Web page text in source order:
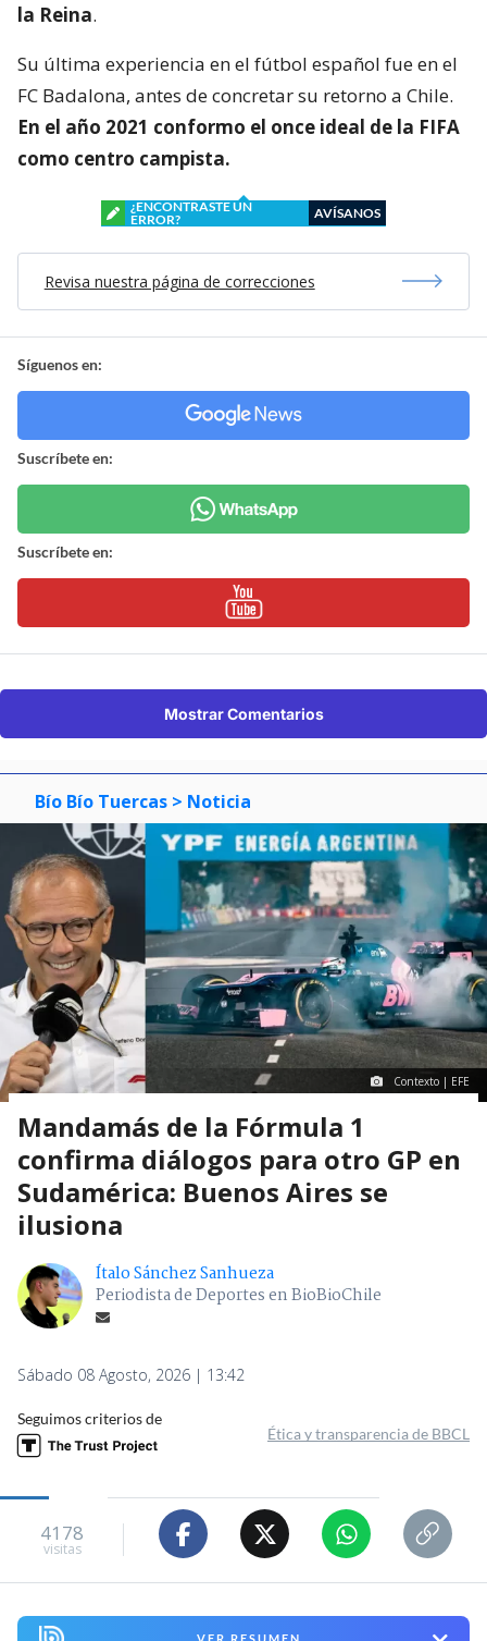
la Reina.
Su última experiencia en el fútbol español fue en el
FC Badalona, antes de concretar su retorno a Chile.
En el año 2021 conformo el once ideal de la FIFA
como centro campista.
¿ENCONTRASTE UN
ERROR?
AVÍSANOS
Revisa nuestra página de correcciones
Síguenos en:
Suscríbete en:
Suscríbete en:
Mostrar Comentarios
Bío Bío Tuercas > Noticia
Contexto | EFE
Mandamás de la Fórmula 1
confirma diálogos para otro GP en
Sudamérica: Buenos Aires se
ilusiona
Ítalo Sánchez Sanhueza
Periodista de Deportes en BioBioChile
Sábado 08 Agosto, 2026 | 13:42
Seguimos criterios de
Ética y transparencia de BBCL
4178
visitas